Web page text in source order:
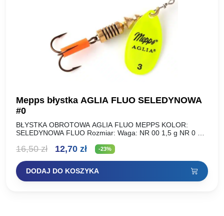
Mepps błystka AGLIA FLUO SELEDYNOWA
#0
BŁYSTKA OBROTOWA AGLIA FLUO MEPPS KOLOR:
SELEDYNOWA FLUO Rozmiar: Waga: NR 00 1,5 g NR 0 2,5
16,50zł
Pierwotna
cena
wynosiła:
12,70 złAktualna
cena
wynosi:
-23%
DODAJ DO KOSZYKA